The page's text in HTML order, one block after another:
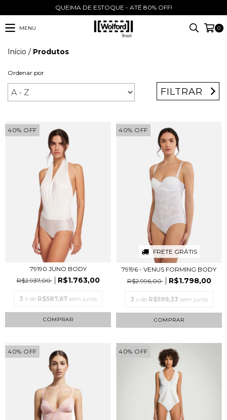
QUEIMA DE ESTOQUE - ATÉ 80% OFF!
MENU 0
Início / Produtos
Ordenar por
FILTRAR
40% OFF
79190 JUNO BODY
R$2.937,00
R$1.763,00
3 x de R$587,67 sem juros
COMPRAR
40% OFF
FRETE GRÁTIS
79196 - VENUS FORMING BODY
R$2.996,00
R$1.798,00
3 x de R$599,33 sem juros
COMPRAR
40% OFF 40% OFF